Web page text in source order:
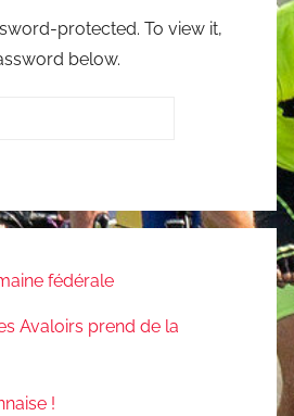
protected. To view it,
below.
fédérale
Avaloirs prend de la
!